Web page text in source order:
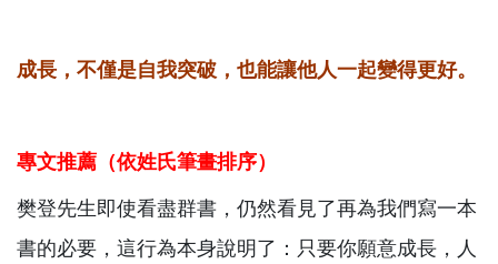
成長，不僅是自我突破，也能讓他人一起變得更好。
專文推薦（依姓氏筆畫排序）
樊登先生即使看盡群書，仍然看見了再為我們寫一本
書的必要，這行為本身說明了：只要你願意成長，人